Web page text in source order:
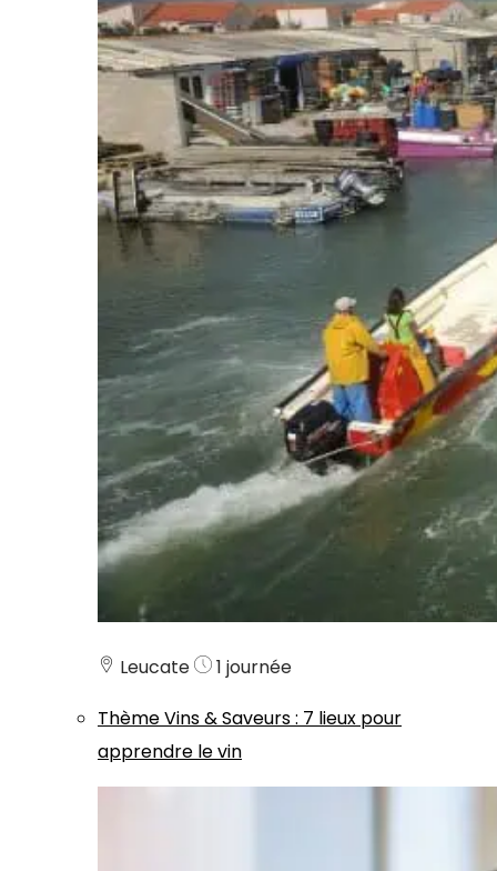
Leucate
1 journée
ThèmeVins & Saveurs: 7 lieux pour
apprendre le vin